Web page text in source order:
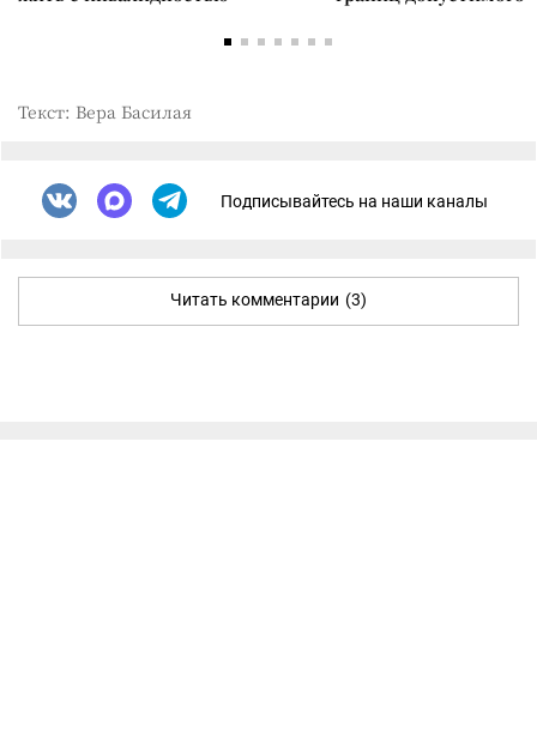
Текст: Вера Басилая
Подписывайтесь на наши каналы
Читать комментарии (3)